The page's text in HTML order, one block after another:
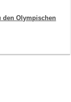
den Olympischen